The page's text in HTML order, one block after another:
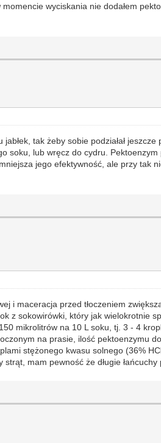
wyciskania nie dodałem
tak żeby sobie podziałał
soku, lub wręcz do cydru.
jego efektywność, ale przy tak
i maceracja przed tłoczeniem
z sokowirówki, który jak wielokrotnie
mikrolitrów na 10 L soku, tj. 3 - 4
na prasie, ilość pektoenzymu
stężonego kwasu solnego (36%
mam pewność że długie łańcuchy